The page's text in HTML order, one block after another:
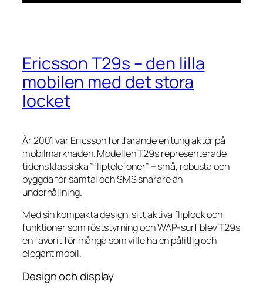
Ericsson T29s – den lilla
mobilen med det stora
locket
År 2001 var Ericsson fortfarande en tung aktör på
mobilmarknaden. Modellen T29s representerade
tidens klassiska ”fliptelefoner” – små, robusta och
byggda för samtal och SMS snarare än
underhållning.
Med sin kompakta design, sitt aktiva fliplock och
funktioner som röststyrning och WAP-surf blev T29s
en favorit för många som ville ha en pålitlig och
elegant mobil.
Design och display